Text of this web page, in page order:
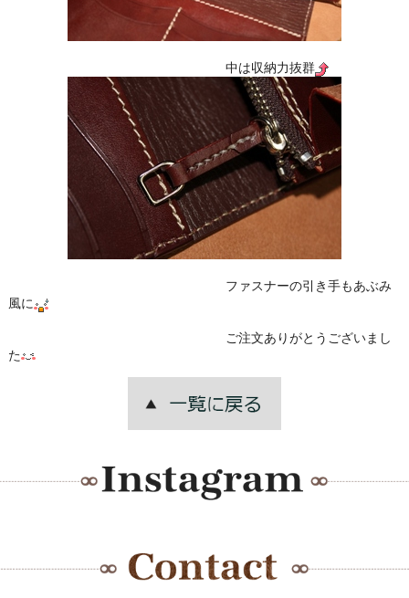
中は収納力抜群
ファスナーの引き手もあぶみ
風に
ご注文ありがとうございまし
た